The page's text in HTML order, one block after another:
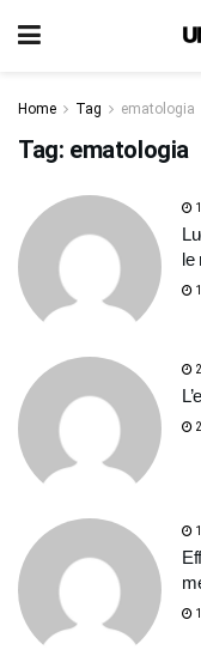
Home Tag ematologia
Tag: ematologia
le